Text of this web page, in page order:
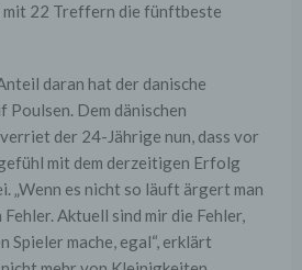
22 Treffern die fünftbeste
daran hat der danische
Poulsen. Dem dänischen
verriet der 24-Jährige nun, dass vor
mit dem derzeitigen Erfolg
„Wenn es nicht so läuft ärgert man
Aktuell sind mir die Fehler,
Spieler mache, egal“, erklärt